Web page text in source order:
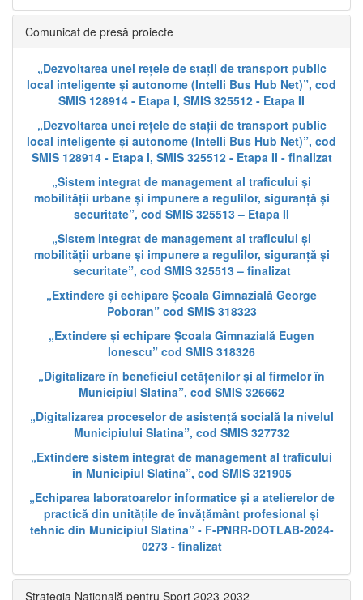
Comunicat de presă proiecte
„Dezvoltarea unei rețele de stații de transport public
local inteligente și autonome (Intelli Bus Hub Net)”, cod
SMIS 128914 - Etapa I, SMIS 325512 - Etapa II
„Dezvoltarea unei rețele de stații de transport public
local inteligente și autonome (Intelli Bus Hub Net)”, cod
SMIS 128914 - Etapa I, SMIS 325512 - Etapa II - finalizat
„Sistem integrat de management al traficului și
mobilității urbane și impunere a regulilor, siguranță și
securitate”, cod SMIS 325513 – Etapa II
„Sistem integrat de management al traficului și
mobilității urbane și impunere a regulilor, siguranță și
securitate”, cod SMIS 325513 – finalizat
„Extindere și echipare Școala Gimnazială George
Poboran” cod SMIS 318323
„Extindere și echipare Școala Gimnazială Eugen
Ionescu” cod SMIS 318326
„Digitalizare în beneficiul cetățenilor și al firmelor în
Municipiul Slatina”, cod SMIS 326662
„Digitalizarea proceselor de asistență socială la nivelul
Municipiului Slatina”, cod SMIS 327732
„Extindere sistem integrat de management al traficului
în Municipiul Slatina”, cod SMIS 321905
„Echiparea laboratoarelor informatice și a atelierelor de
practică din unitățile de învățământ profesional și
tehnic din Municipiul Slatina” - F-PNRR-DOTLAB-2024-
0273 - finalizat
Strategia Națională pentru Sport 2023-2032